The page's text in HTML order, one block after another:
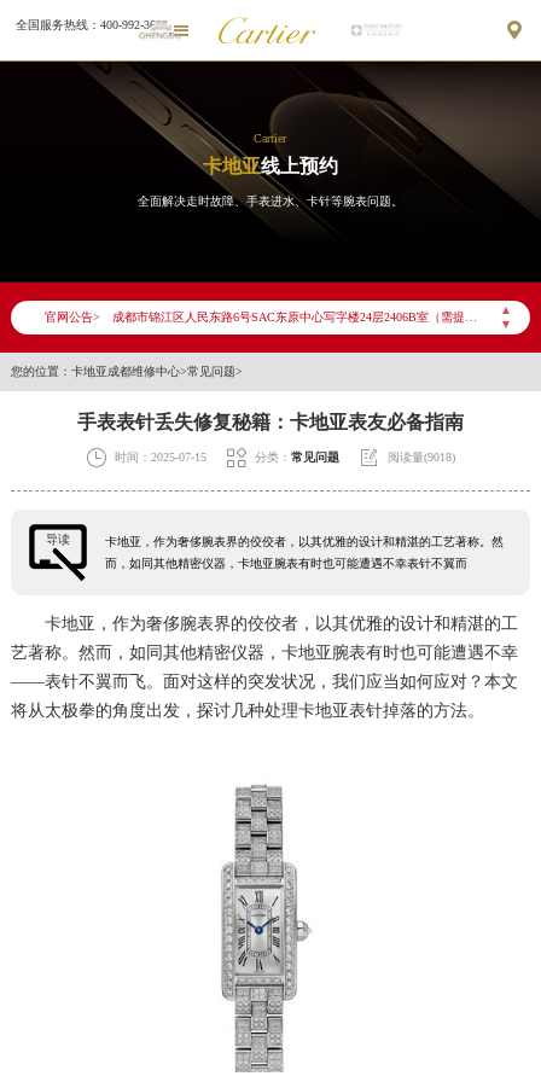
全国服务热线：400-992-3692 
Cartier
卡地亚线上预约
全面解决走时故障、手表进水、卡针等腕表问题。
官网公告>
▲
▼
2026年7月卡地亚成都市售后服务网络优化升级公告
2026年7月卡地亚售后服务中心最新网点地址：
四川省成都市锦江区人民东路6号SAC东原中心24层2406B室卡地亚售后服务中心（需提前预约）
您的位置： 卡地亚成都维修中心>常见问题>
手表表针丢失修复秘籍：卡地亚表友必备指南
 时间：2025-07-15  分类： 常见问题  阅读量(9018)
导读
卡地亚，作为奢侈腕表界的佼佼者，以其优雅的设计和精湛的工艺著称。然
而，如同其他精密仪器，卡地亚腕表有时也可能遭遇不幸表针不翼而
卡地亚，作为奢侈腕表界的佼佼者，以其优雅的设计和精湛的工
艺著称。然而，如同其他精密仪器，卡地亚腕表有时也可能遭遇不幸
——表针不翼而飞。面对这样的突发状况，我们应当如何应对？本文
将从太极拳的角度出发，探讨几种处理卡地亚表针掉落的方法。